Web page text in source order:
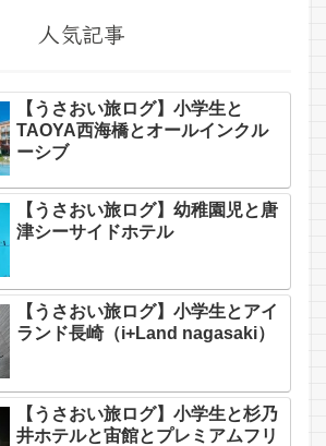
人気記事
【うさおい旅ログ】小学生と
TAOYA西海橋とオールインクル
ーシブ
【うさおい旅ログ】幼稚園児と唐
津シーサイドホテル
【うさおい旅ログ】小学生とアイ
ランド長崎（i+Land nagasaki）
【うさおい旅ログ】小学生と杉乃
井ホテルと宙館とプレミアムフリ